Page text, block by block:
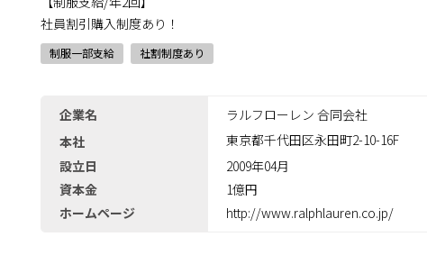
社員割引購入制度あり！
制服一部支給 社割制度あり
企業名
ラルフローレン 合同会社
本社
東京都千代田区永田町2-10-16F
設立日
2009年04月
資本金
1億円
ホームページ
http://www.ralphlauren.co.jp/